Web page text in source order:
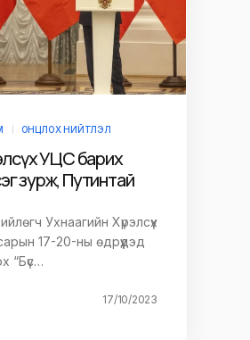
ОНЦЛОХ НИЙТЛЭЛ
УЦС барих
зурж, Путинтай
Ухнаагийн Хүрэлсүх
17-20-ны өдрүүдэд
“Бүс…
17/10/2023